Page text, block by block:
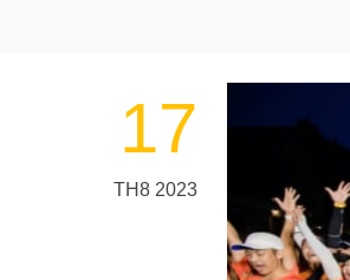
17
TH8 2023